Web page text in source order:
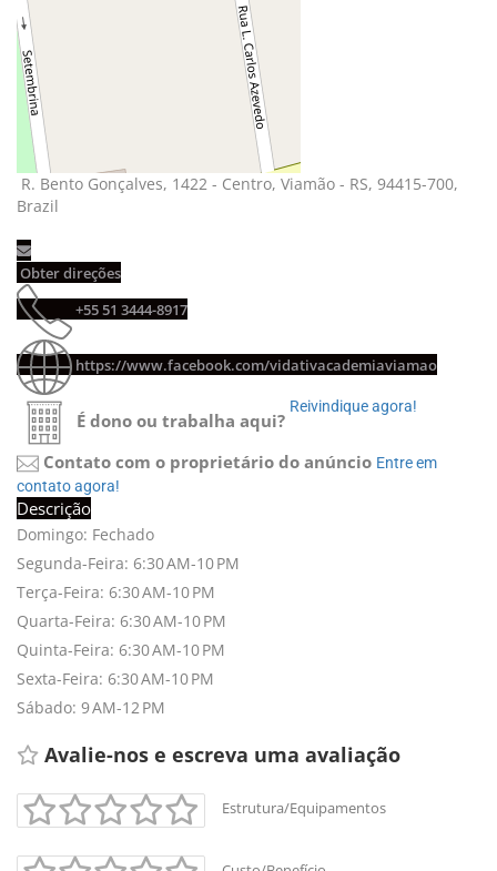
R. Bento Gonçalves, 1422 - Centro, Viamão - RS, 94415-700,
Brazil
Obter direções
+55 51 3444-8917
https://www.facebook.com/vidativacademiaviamao
É dono ou trabalha aqui?
Reivindique agora!
Contato com o proprietário do anúncio Entre em
contato agora!
Descrição
Domingo: Fechado
Segunda-Feira: 6:30 AM-10 PM
Terça-Feira: 6:30 AM-10 PM
Quarta-Feira: 6:30 AM-10 PM
Quinta-Feira: 6:30 AM-10 PM
Sexta-Feira: 6:30 AM-10 PM
Sábado: 9 AM-12 PM
Avalie-nos e escreva uma avaliação
Estrutura/Equipamentos